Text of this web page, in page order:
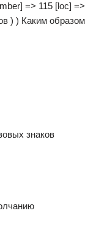
=> 115 [loc] =>
) ) Каким образом
знаков